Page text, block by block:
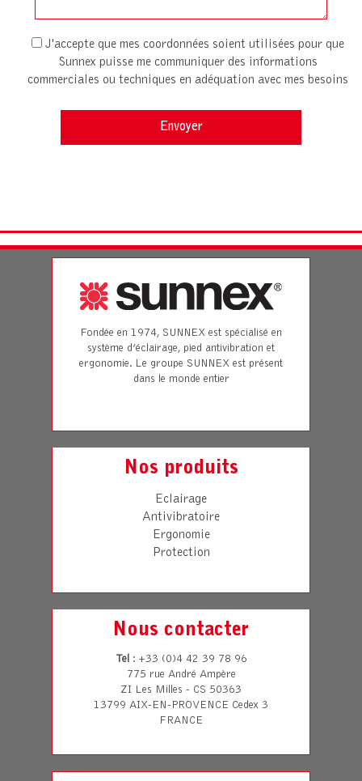
J'accepte que mes coordonnées soient utilisées pour que
Sunnex puisse me communiquer des informations
commerciales ou techniques en adéquation avec mes besoins
Fondée en 1974, SUNNEX est spécialisé en
système d’éclairage, pied antivibration et
ergonomie. Le groupe SUNNEX est présent
dans le monde entier
Nos produits
Eclairage
Antivibratoire
Ergonomie
Protection
Nous contacter
Tel : +33 (0)4 42 39 78 96
775 rue André Ampère
ZI Les Milles - CS 50363
13799 AIX-EN-PROVENCE Cedex 3
FRANCE